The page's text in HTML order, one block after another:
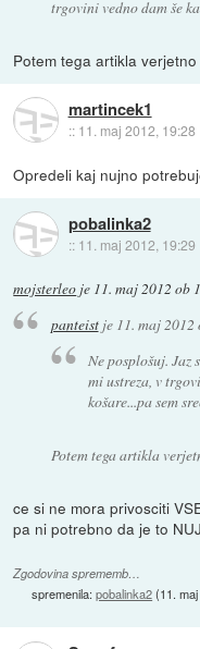
trgovini vedno dam še
Potem tega artikla
martincek1
:: 11. maj 2012, 19:28
Opredeli kaj nujno
pobalinka2
:: 11. maj 2012, 19:29
mojsterleo je 11. maj 2012 ob
panteistje 11. maj 2012
Ne posplošuj. Jaz
mi ustreza, v
košare...pa sem
Potem tega artikla
ce si ne mora privosciti
pa ni potrebno da je to
Zgodovina sprememb…
spremenila:pobalinka2(11.